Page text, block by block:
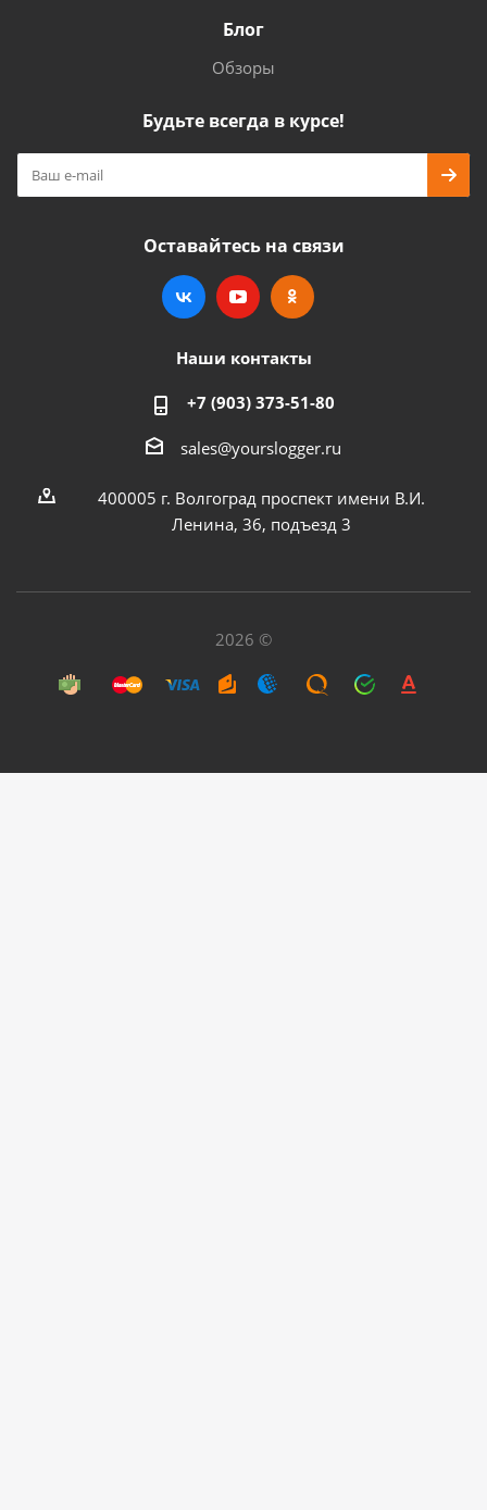
Блог
Обзоры
Будьте всегда в курсе!
Оставайтесь на связи
Наши контакты
+7 (903) 373-51-80
sales@yourslogger.ru
400005 г. Волгоград проспект имени В.И.
Ленина, 36, подъезд 3
2026 ©